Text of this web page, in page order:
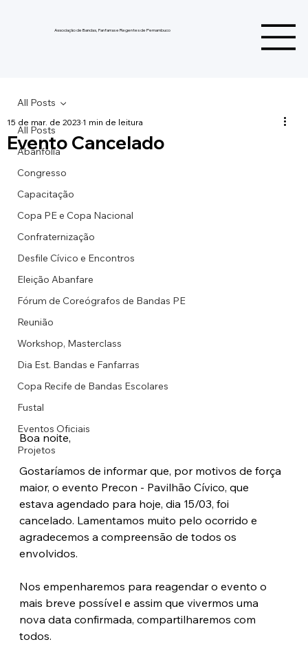
Associação de Bandas, Fanfarras e Regentes de Pernambuco
All Posts
Abanfolia
Congresso
Capacitação
Copa PE e Copa Nacional
Confraternização
Desfile Cívico e Encontros
Eleição Abanfare
Fórum de Coreógrafos de Bandas PE
Reunião
Workshop, Masterclass
Dia Est. Bandas e Fanfarras
Copa Recife de Bandas Escolares
Fustal
Eventos Oficiais
Projetos
All Posts
Evento Cancelado
15 de mar. de 20231 min de leitura
Boa noite,
Gostaríamos de informar que, por motivos de força
maior, o evento Precon - Pavilhão Cívico, que
estava agendado para hoje, dia 15/03, foi
cancelado. Lamentamos muito pelo ocorrido e
agradecemos a compreensão de todos os
envolvidos.
Nos empenharemos para reagendar o evento o
mais breve possível e assim que vivermos uma
nova data confirmada, compartilharemos com
todos.